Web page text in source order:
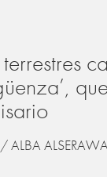
terrestres
ALBA